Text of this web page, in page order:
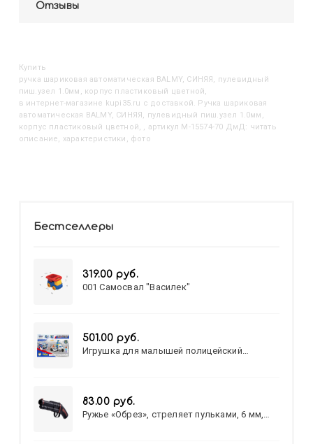
Отзывы
Купить
Ручка шариковая автоматическая BALMY, СИНЯЯ, пулевидный
пиш.узел 1.0мм, корпус пластиковый цветной,
в интернет-магазине kupi35.ru с доставкой. Ручка шариковая
автоматическая BALMY, СИНЯЯ, пулевидный пиш.узел 1.0мм,
корпус пластиковый цветной, , артикул M-15574-70 ДмД: читать
описание, характеристики, фото
Бестселлеры
319.00 руб.
001 Самосвал "Василек"
501.00 руб.
Игрушка для малышей полицейский
83.00 руб.
Ружье «Обрез», стреляет пульками, 6 мм,